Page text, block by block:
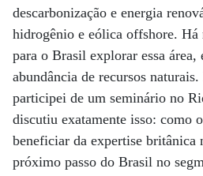
descarbonização e energia
hidrogênio e eólica offshore. Há
para o Brasil explorar essa área,
abundância de recursos naturais.
participei de um seminário no
discutiu exatamente isso: como
beneficiar da expertise britânica
próximo passo do Brasil no